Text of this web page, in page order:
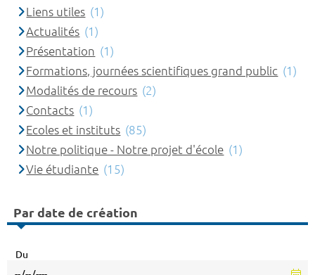
Liens utiles (1)
Actualités (1)
Présentation (1)
Formations, journées scientifiques grand public (1)
Modalités de recours (2)
Contacts (1)
Ecoles et instituts (85)
Notre politique - Notre projet d'école (1)
Vie étudiante (15)
Par date de création
Du